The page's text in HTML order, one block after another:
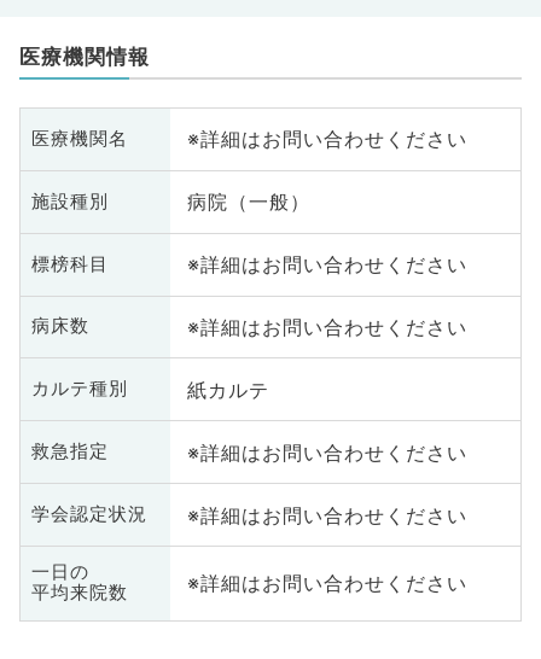
医療機関情報
医療機関名 ※詳細はお問い合わせください
施設種別 病院（一般）
標榜科目 ※詳細はお問い合わせください
病床数 ※詳細はお問い合わせください
カルテ種別 紙カルテ
救急指定 ※詳細はお問い合わせください
学会認定状況 ※詳細はお問い合わせください
一日の
平均来院数
※詳細はお問い合わせください